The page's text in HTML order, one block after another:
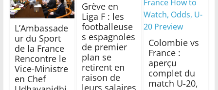
L’Ambassade
ur du Sport
de la France
Rencontre le
Vice-Ministre
en Chef
Grève en
Liga F : les
footballeuse
s espagnoles
de premier
plan se
retirent en
raison de
leurs salaires
Colombie vs
France :
aperçu
complet du
match U-20,